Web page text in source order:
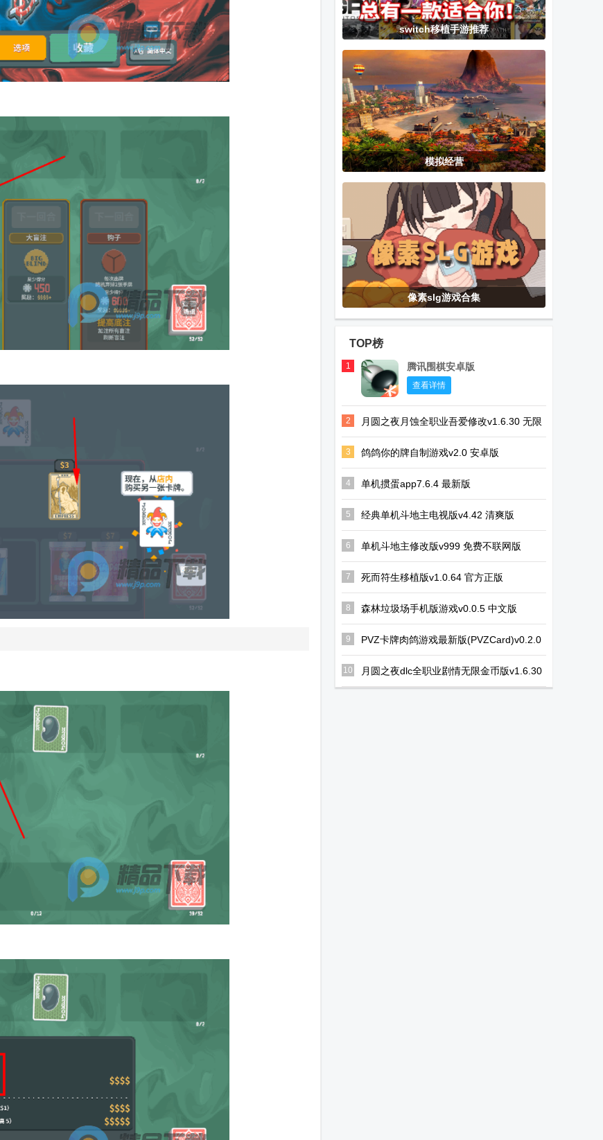
switch移植手游推荐
模拟经营
像素slg游戏合集
TOP榜
1 腾讯围棋安卓版
查看详情
2
月圆之夜月蚀全职业吾爱修改v1.6.30 无限
金币版
3 鸽鸽你的牌自制游戏v2.0 安卓版
4 单机掼蛋app7.6.4 最新版
5 经典单机斗地主电视版v4.42 清爽版
6 单机斗地主修改版v999 免费不联网版
7 死而符生移植版v1.0.64 官方正版
8 森林垃圾场手机版游戏v0.0.5 中文版
9
PVZ卡牌肉鸽游戏最新版(PVZCard)v0.2.0
安卓版
10
月圆之夜dlc全职业剧情无限金币版v1.6.30
安卓版